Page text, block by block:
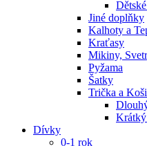
Jiné doplňky
Kalhoty a
Kraťasy
Mikiny,
Pyžama
Šatky
Trička a
Dívky
0-1 rok